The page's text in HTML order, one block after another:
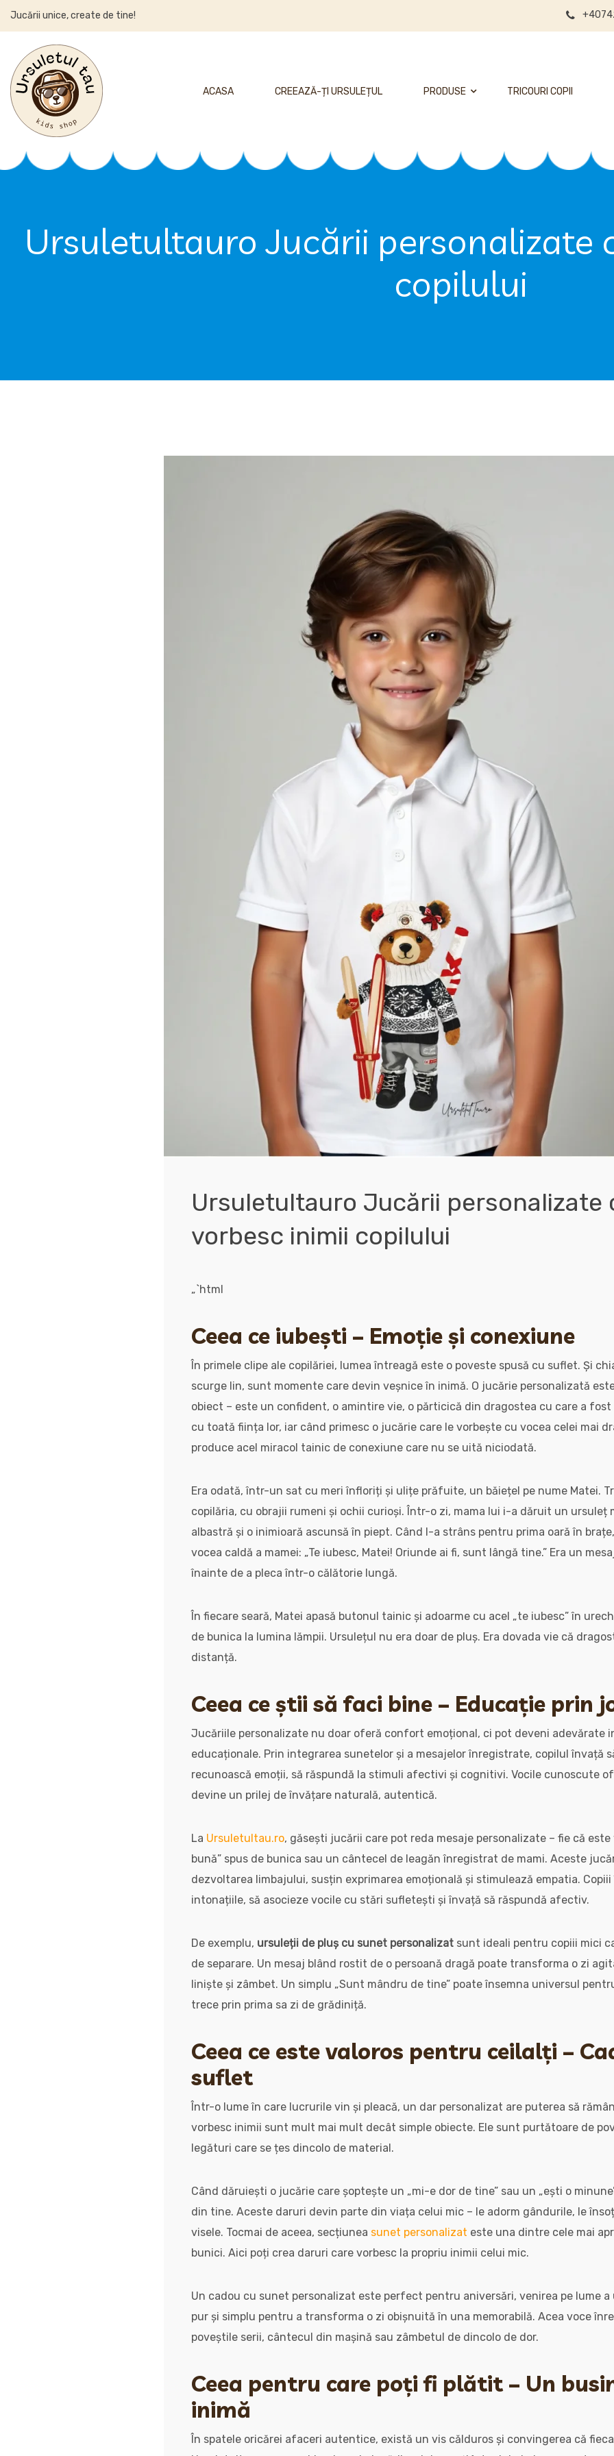
Jucării unice, create de tine!
ACASA CREEAZĂ-ȚI URSULEȚUL PRODUSE TRICOURI COPII
Ursuletultauro Jucării personalizate
copilului
Ursuletultauro Jucării personalizate
vorbesc inimii copilului
„`html
Ceea ce iubești – Emoție și conexiune
În primele clipe ale copilăriei, lumea întreagă este o poveste spusă cu suflet. Și
scurge lin, sunt momente care devin veșnice în inimă. O jucărie personalizată
obiect – este un confident, o amintire vie, o părticică din dragostea cu care a
cu toată ființa lor, iar când primesc o jucărie care le vorbește cu vocea celei mai
produce acel miracol tainic de conexiune care nu se uită niciodată.
Era odată, într-un sat cu meri înfloriți și ulițe prăfuite, un băiețel pe nume Matei.
copilăria, cu obrajii rumeni și ochii curioși. Într-o zi, mama lui i-a dăruit un ursuleț
albastră și o inimioară ascunsă în piept. Când l-a strâns pentru prima oară în
vocea caldă a mamei: „Te iubesc, Matei! Oriunde ai fi, sunt lângă tine.” Era un
înainte de a pleca într-o călătorie lungă.
În fiecare seară, Matei apasă butonul tainic și adoarme cu acel „te iubesc” în
de bunica la lumina lămpii. Ursulețul nu era doar de pluș. Era dovada vie că
distanță.
Ceea ce știi să faci bine – Educație prin
Jucăriile personalizate nu doar oferă confort emoțional, ci pot deveni adevărate
educaționale. Prin integrarea sunetelor și a mesajelor înregistrate, copilul învață
recunoască emoții, să răspundă la stimuli afectivi și cognitivi. Vocile cunoscute
devine un prilej de învățare naturală, autentică.
La Ursuletultau.ro, găsești jucării care pot reda mesaje personalizate – fie că este
bună” spus de bunica sau un cântecel de leagăn înregistrat de mami. Aceste
dezvoltarea limbajului, susțin exprimarea emoțională și stimulează empatia.
intonațiile, să asocieze vocile cu stări sufletești și învață să răspundă afectiv.
De exemplu, ursuleții de pluș cu sunet personalizat sunt ideali pentru copiii mici
de separare. Un mesaj blând rostit de o persoană dragă poate transforma o zi
liniște și zâmbet. Un simplu „Sunt mândru de tine” poate însemna universul
trece prin prima sa zi de grădiniță.
Ceea ce este valoros pentru ceilalți –
suflet
Într-o lume în care lucrurile vin și pleacă, un dar personalizat are puterea să
vorbesc inimii sunt mult mai mult decât simple obiecte. Ele sunt purtătoare de
legături care se țes dincolo de material.
Când dăruiești o jucărie care șoptește un „mi-e dor de tine” sau un „ești o
din tine. Aceste daruri devin parte din viața celui mic – le adorm gândurile, le
visele. Tocmai de aceea, secțiunea sunet personalizat este una dintre cele mai
bunici. Aici poți crea daruri care vorbesc la propriu inimii celui mic.
Un cadou cu sunet personalizat este perfect pentru aniversări, venirea pe lume a
pur și simplu pentru a transforma o zi obișnuită în una memorabilă. Acea voce
poveștile serii, cântecul din mașină sau zâmbetul de dincolo de dor.
Ceea pentru care poți fi plătit – Un
inimă
În spatele oricărei afaceri autentice, există un vis călduros și convingerea că